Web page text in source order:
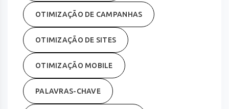
OTIMIZAÇÃO DE CAMPANHAS
OTIMIZAÇÃO DE SITES
OTIMIZAÇÃO MOBILE
PALAVRAS-CHAVE